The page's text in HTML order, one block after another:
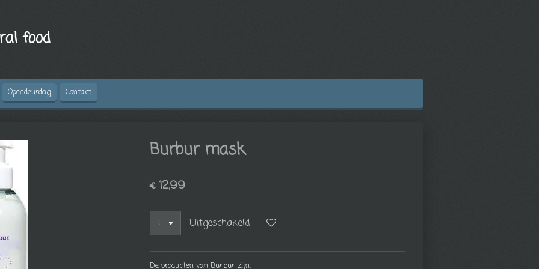
food
Opendeurdag Contact
Burbur mask
€ 12,99
Uitgeschakeld
De producten van Burbur zijn: